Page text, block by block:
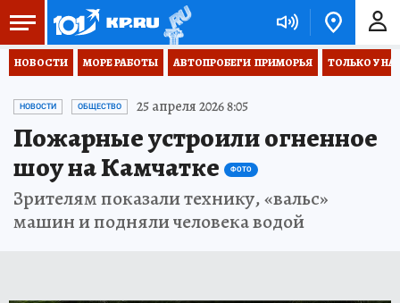
НОВОСТИ МОРЕ РАБОТЫ АВТОПРОБЕГИ  ПРИМОРЬЯ ТОЛЬКО У
НОВОСТИ ОБЩЕСТВО 25 апреля 2026 8:05
Пожарные устроили огненное
шоу на Камчатке
ФОТО
Зрителям показали технику, «вальс»
машин и подняли человека водой